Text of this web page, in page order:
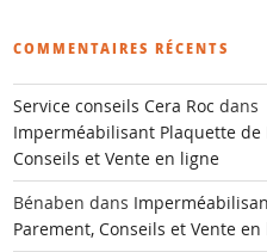
COMMENTAIRES RÉCENTS
Service conseils Cera Roc dans
Imperméabilisant Plaquette de
Conseils et Vente en ligne
Bénaben dans
Parement, Conseils et Vente